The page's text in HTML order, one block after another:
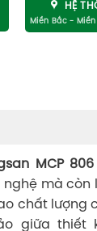
HỆ
MCP 806
mà còn
chất lượng
giữa thiết